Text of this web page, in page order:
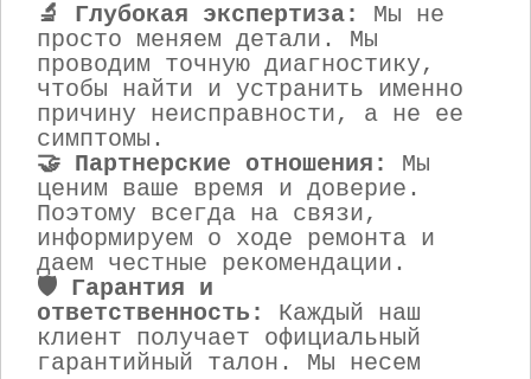
🔬 Глубокая экспертиза:
Мы не
просто меняем детали. Мы
проводим точную диагностику,
чтобы найти и устранить именно
причину неисправности, а не ее
симптомы.
🤝 Партнерские отношения:
Мы
ценим ваше время и доверие.
Поэтому всегда на связи,
информируем о ходе ремонта и
даем честные рекомендации.
🛡️ Гарантия и
ответственность:
Каждый наш
клиент получает официальный
гарантийный талон. Мы несем